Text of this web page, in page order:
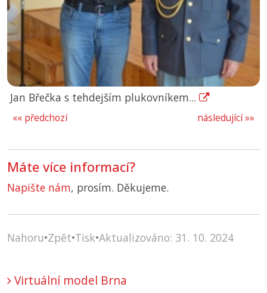
Jan Břečka s tehdejším plukovníkem...
následující »»
«« předchozí
Máte více informací?
Napište nám, prosím. Děkujeme.
Nahoru•Zpět•Tisk•Aktualizováno: 31. 10. 2024
Virtuální model Brna